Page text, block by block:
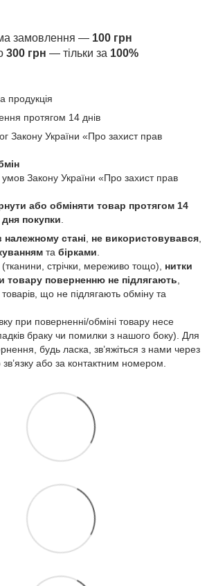
замовлення — 100 грн
300 грн — тільки за 100%
продукція
протягом 14 днів
Закону України «Про захист прав
Закону України «Про захист прав
або обміняти товар протягом 14
покупки
належному стані не використовувався
та бірками
(тканини, стрічки, мереживо тощо), нитки
товару поверненню не підлягають
товарів, що не підлягають обміну та
при поверненні/обміні товару несе
браку чи помилки з нашого боку). Для
будь ласка, зв’яжіться з нами через
або за контактним номером.